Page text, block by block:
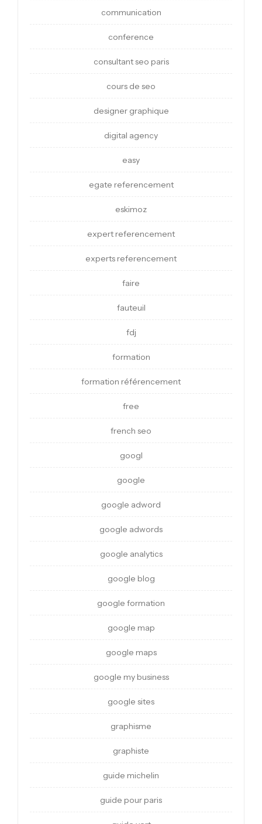
communication
conference
consultant seo paris
cours de seo
designer graphique
digital agency
easy
egate referencement
eskimoz
expert referencement
experts referencement
faire
fauteuil
fdj
formation
formation référencement
free
french seo
googl
google
google adword
google adwords
google analytics
google blog
google formation
google map
google maps
google my business
google sites
graphisme
graphiste
guide michelin
guide pour paris